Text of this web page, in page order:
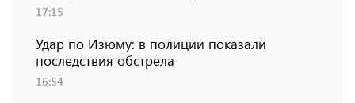
17:15
Удар по Изюму: в полиции показали
последствия обстрела
16:54